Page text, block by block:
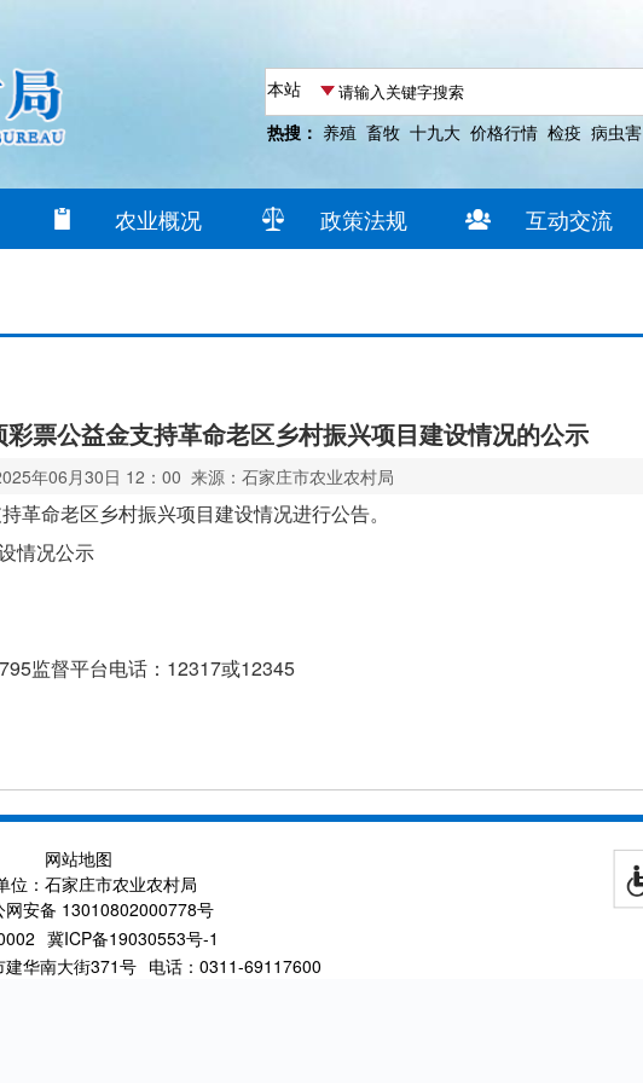
热搜： 养殖 畜牧 十九大 价格行情 检疫 病虫害
农业概况 政策法规 互动交流
票公益金支持革命老区乡村振兴项目建设情况的公示
年06月30日 12：00 来源：石家庄市农业农村局
革命老区乡村振兴项目建设情况进行公告。
情况公示
监督平台电话：12317或12345
网站地图
位：石家庄市农业农村局
网安备 13010802000778号
冀ICP备19030553号-1
华南大街371号 电话：0311-69117600